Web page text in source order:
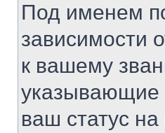
Под именем
зависимости
к вашему
указывающие
ваш статус